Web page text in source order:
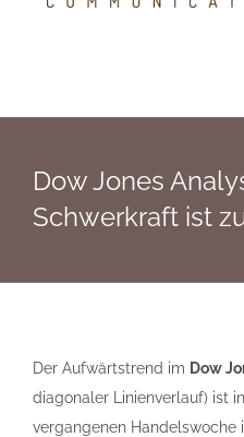
Dow Jones
Schwerkraft ist
Der Aufwärtstrend im Dow
diagonaler Linienverlauf) ist
vergangenen Handelswoche